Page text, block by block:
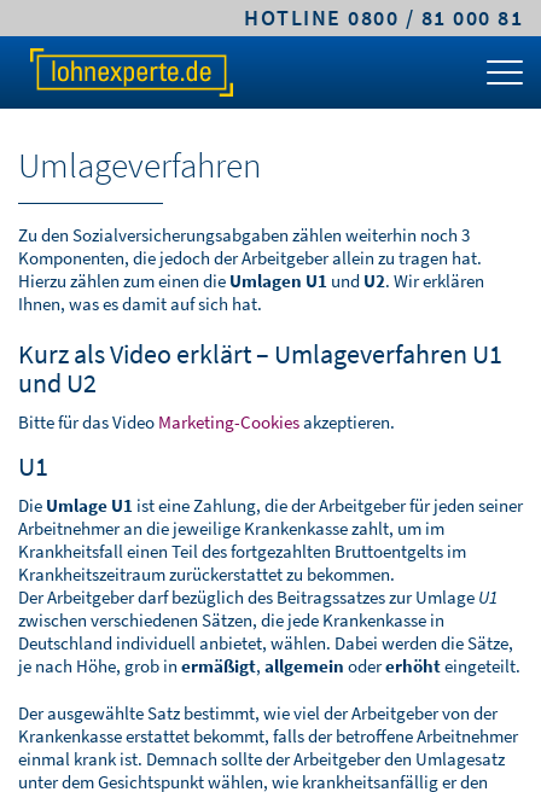
HOTLINE 0800 / 81 000 81
Umlageverfahren
Zu den Sozialversicherungsabgaben zählen weiterhin noch 3
Komponenten, die jedoch der Arbeitgeber allein zu tragen hat.
Hierzu zählen zum einen die Umlagen U1 und U2. Wir erklären
Ihnen, was es damit auf sich hat.
Kurz als Video erklärt – Umlageverfahren U1
und U2
Bitte für das Video Marketing-Cookiesakzeptieren.
U1
Die Umlage U1 ist eine Zahlung, die der Arbeitgeber für jeden seiner
Arbeitnehmer an die jeweilige Krankenkasse zahlt, um im
Krankheitsfall einen Teil des fortgezahlten Bruttoentgelts im
Krankheitszeitraum zurückerstattet zu bekommen.
Der Arbeitgeber darf bezüglich des Beitragssatzes zur Umlage U1
zwischen verschiedenen Sätzen, die jede Krankenkasse in
Deutschland individuell anbietet, wählen. Dabei werden die Sätze,
je nach Höhe, grob in ermäßigt, allgemein odererhöhteingeteilt.
Der ausgewählte Satz bestimmt, wie viel der Arbeitgeber von der
Krankenkasse erstattet bekommt, falls der betroffene Arbeitnehmer
einmal krank ist. Demnach sollte der Arbeitgeber den Umlagesatz
unter dem Gesichtspunkt wählen, wie krankheitsanfällig er den
TARIFE & LÖSUNGEN
PREIS-RECHNER
TARIFVERGLEICH
KLEINE UND MITTLERE UNTERNEHMEN
MITTELSTANDS- UND
GROSSUNTERNEHMEN
ÖFFENTLICHER DIENST / VERWALTUNG
BAULOHNABRECHNUNG FÜR
STEUERBERATER
SOFTWARELÖSUNGEN
KLEINE UND MITTLERE UNTERNEHMEN
CLASSIC.LOHN
COMFORT.LOHN
COMFORT.BAULOHN
CLOUD.LOHN
MITTELSTANDS- UND GROSSUNTERNEHMEN
PREMIUM.LOHN
PREMIUM.SYSTEM
FACHWISSEN
GEHALTSRECHNER
ARBEITGEBERKOSTEN
PFÄNDUNGSRECHNER
UMLAGEPFLICHT
FRISTENRECHNER
PKW-SACHBEZUG
ONLINEKURS
BLOG
ÜBER LOHNEXPERTE
LEISTUNGEN
ABLAUF & VORTEILE
SICHERHEIT & VERTRAUEN
DIGITALE LOHNABRECHNUNG
WARUM LOHNEXPERTE.DE?
AGB & TARIFE
JOBS